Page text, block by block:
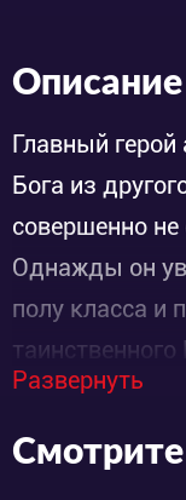
Описание
Главный
Бога из
совершенно не
Однажды он
полу класса и
Небожитель
школьников
отказались
Развернуть